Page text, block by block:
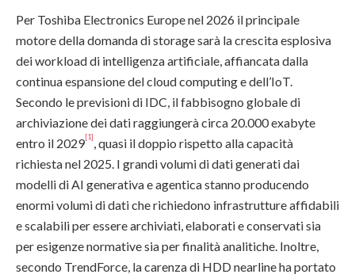
Per Toshiba Electronics Europe nel 2026 il principale
motore della domanda di storage sarà la crescita esplosiva
dei workload di intelligenza artificiale, affiancata dalla
continua espansione del cloud computing e dell’IoT.
Secondo le previsioni di IDC, il fabbisogno globale di
archiviazione dei dati raggiungerà circa 20.000 exabyte
entro il 2029[1]
, quasi il doppio rispetto alla capacità
richiesta nel 2025. I grandi volumi di dati generati dai
modelli di AI generativa e agentica stanno producendo
enormi volumi di dati che richiedono infrastrutture affidabili
e scalabili per essere archiviati, elaborati e conservati sia
per esigenze normative sia per finalità analitiche. Inoltre,
secondo TrendForce, la carenza di HDD nearline ha portato